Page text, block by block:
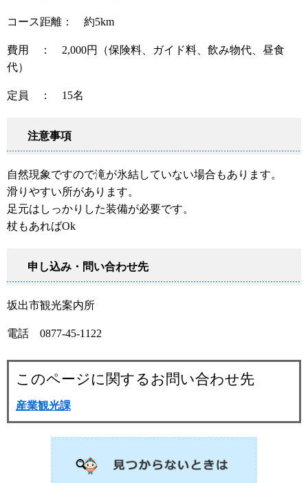
コース距離： 約5km
費用 ： 2,000円（保険料、ガイド料、飲み物代、昼食
代）
定員 ： 15名
注意事項
自然現象ですので滝が氷結していない場合もあります。
滑りやすい所があります。
足元はしっかりした装備が必要です。
杖もあればOk
申し込み・問い合わせ先
坂出市観光案内所
電話 0877-45-1122
このページに関するお問い合わせ先
産業観光課